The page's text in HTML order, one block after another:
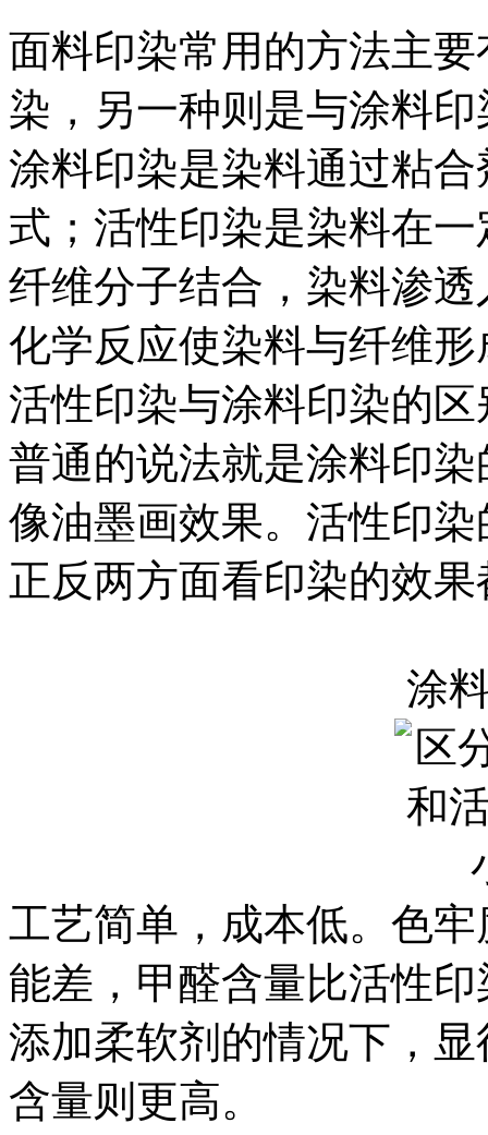
面料印染常用的方法主
染，另一种则是与涂料
涂料印染是染料通过粘
式；活性印染是染料在
纤维分子结合，染料渗
化学反应使染料与纤维
活性印染与涂料印染的
普通的说法就是涂料印
像油墨画效果。活性印
正反两方面看印染的效
涂
工艺简单，成本低。色
能差，甲醛含量比活性
添加柔软剂的情况下，
含量则更高。